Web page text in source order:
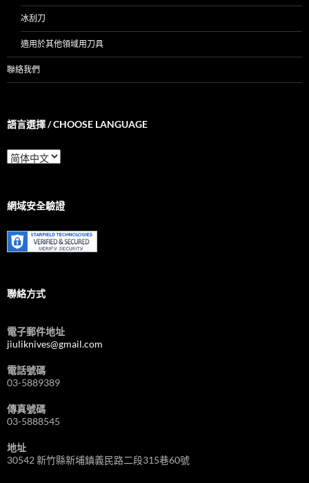
冰刮刀
適用於其他領域用刀具
聯絡我們
語言選擇 / CHOOSE LANGUAGE
語
言
/
Language
網域安全驗證
聯絡方式
電子郵件地址
jiuliknives@gmail.com
電話號碼
03-5889389
傳真號碼
03-5888545
地址
30542 新竹縣新埔鎮義民路二段315巷60號